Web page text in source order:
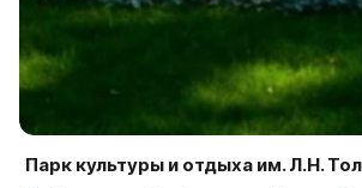
Парк культуры и отдыха им. Л.Н.